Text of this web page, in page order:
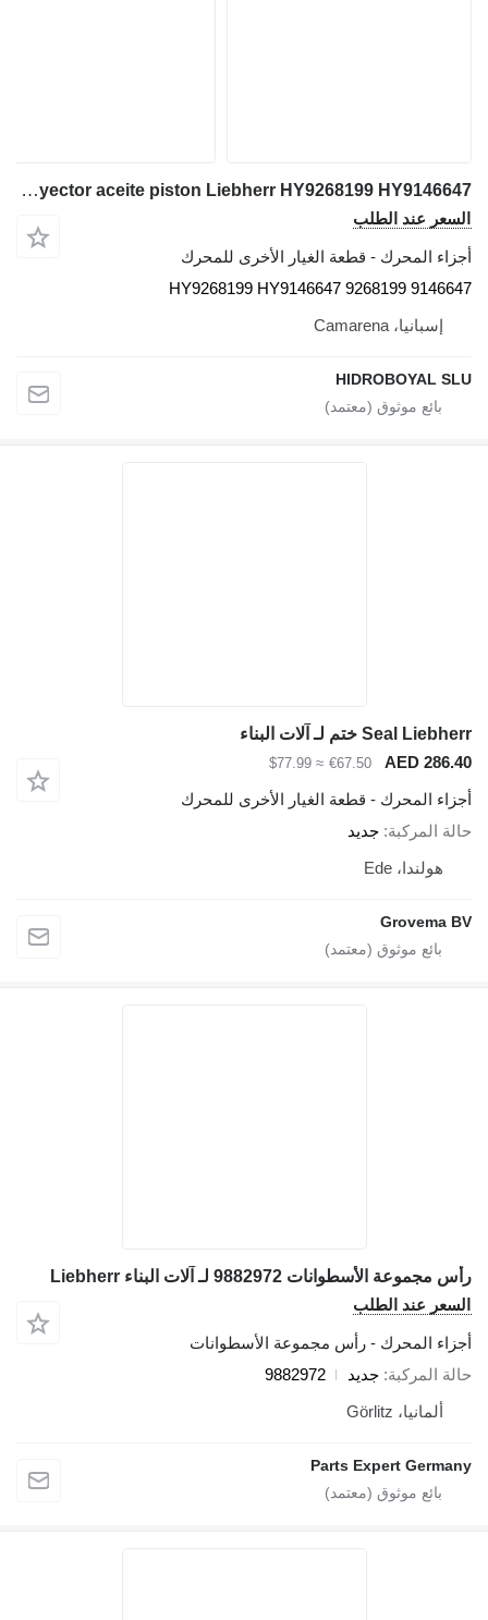
Lubricacion piston inyector aceite piston Liebherr HY9268199 HY9146647 لـ شاحنة رافعة Liebherr Ltm cranes
السعر عند الطلب
أجزاء المحرك - قطعة الغيار الأخرى للمحرك
HY9268199 HY9146647 9268199 9146647
إسبانيا، Camarena
HIDROBOYAL SLU
Seal Liebherr ختم لـ آلات البناء
AED 286.40
€67.50
≈ $77.99
أجزاء المحرك - قطعة الغيار الأخرى للمحرك
حالة المركبة جديد
هولندا، Ede
Grovema BV
رأس مجموعة الأسطوانات 9882972 لـ آلات البناء Liebherr
السعر عند الطلب
أجزاء المحرك - رأس مجموعة الأسطوانات
حالة المركبة جديد
9882972
ألمانيا، Görlitz
Parts Expert Germany